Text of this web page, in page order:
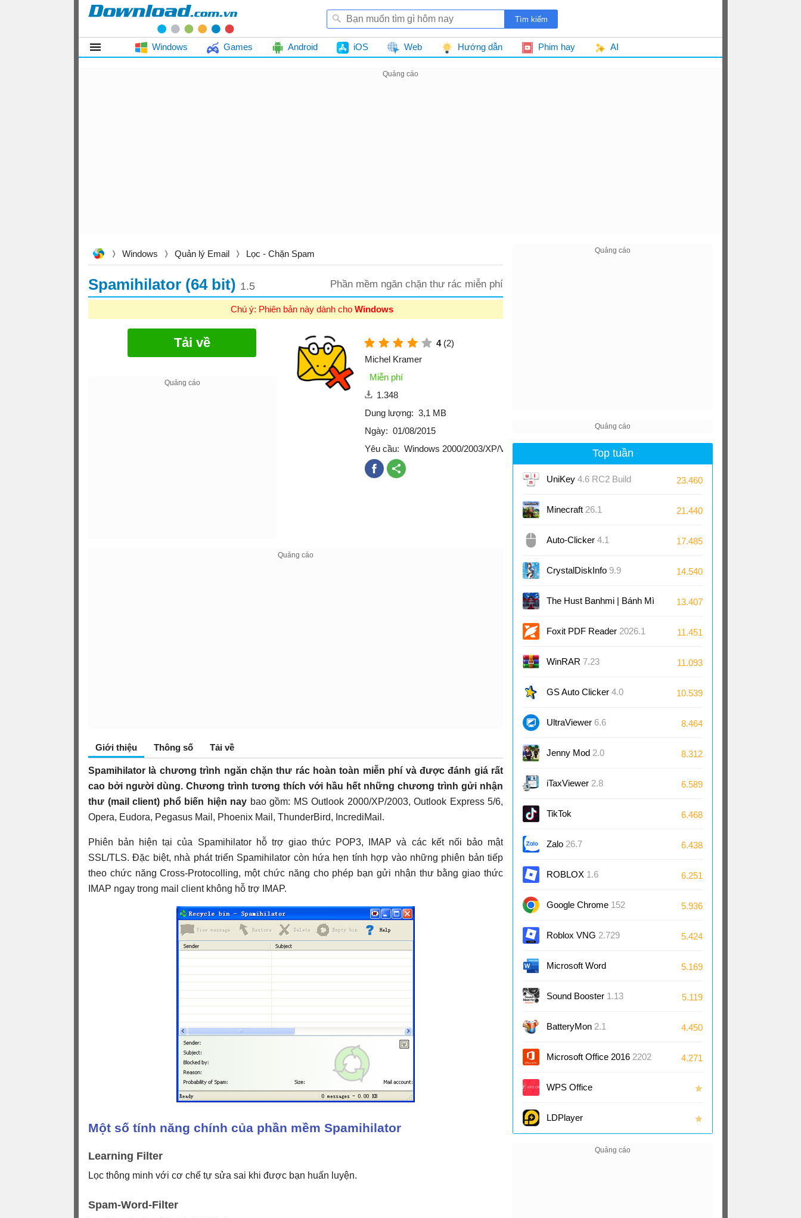
Windows Games Android iOS Web Hướng dẫn Phim hay AI
Windows Quản lý Email Lọc - Chặn Spam
Spamihilator (64 bit) 1.5 Phần mềm ngăn chặn thư rác miễn phí
Chú ý: Phiên bản này dành cho Windows
Tải về 4 (2)
Michel Kramer
Miễn phí
1.348
Dung lượng: 3,1 MB
Ngày: 01/08/2015
Yêu cầu: Windows 2000/2003/XP/Vista/7/8
Giới thiệu Thông số Tải về
Spamihilator là chương trình ngăn chặn thư rác hoàn toàn miễn phí và được đánh giá rất
cao bởi người dùng. Chương trình tương thích với hầu hết những chương trình gửi nhận
thư (mail client) phổ biến hiện nay bao gồm: MS Outlook 2000/XP/2003, Outlook Express 5/6,
Opera, Eudora, Pegasus Mail, Phoenix Mail, ThunderBird, IncrediMail.
Phiên bản hiện tại của Spamihilator hỗ trợ giao thức POP3, IMAP và các kết nối bảo mật
SSL/TLS. Đặc biệt, nhà phát triển Spamihilator còn hứa hẹn tính hợp vào những phiên bản tiếp
theo chức năng Cross-Protocolling, một chức năng cho phép bạn gửi nhận thư bằng giao thức
IMAP ngay trong mail client không hỗ trợ IMAP.
Một số tính năng chính của phần mềm Spamihilator
Learning Filter
Lọc thông minh với cơ chế tự sửa sai khi được bạn huấn luyện.
Spam-Word-Filter
Top tuần
UniKey 4.6 RC2 Build
230919
23.460
Minecraft 26.1 21.440
Auto-Clicker 4.1 17.485
CrystalDiskInfo 9.9 14.540
The Hust Banhmi | Bánh Mì
Bách Khoa
13.407
Foxit PDF Reader 2026.1 11.451
WinRAR 7.23 11.093
GS Auto Clicker 4.0 10.539
UltraViewer 6.6 8.464
Jenny Mod 2.0 8.312
iTaxViewer 2.8 6.589
TikTok 6.468
Zalo 26.7 6.438
ROBLOX 1.6 6.251
Google Chrome 152 5.936
Roblox VNG 2.729 5.424
Microsoft Word
2024/2021/2019/2016
5.169
Sound Booster 1.13 5.119
BatteryMon 2.1 4.450
Microsoft Office 2016 2202
(16.0
4.271
WPS Office ✯
LDPlayer ✯